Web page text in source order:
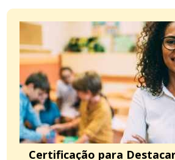
Certificação para